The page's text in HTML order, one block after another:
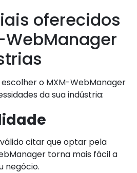
oferecidos
WebManager
o MXM-WebManager
da sua indústria:
citar que optar pela
torna mais fácil a
negócio.